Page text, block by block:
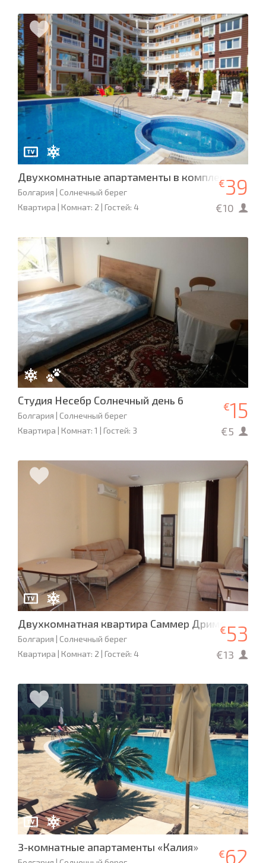
Двухкомнатные апартаменты в комплексе Villa
Болгария | Солнечный берег
Квартира | Комнат: 2 | Гостей: 4
€39
€10
Студия Несебр Солнечный день 6
Болгария | Солнечный берег
Квартира | Комнат: 1 | Гостей: 3
€15
€5
Двухкомнатная квартира Саммер Дримс
Болгария | Солнечный берег
Квартира | Комнат: 2 | Гостей: 4
€53
€13
3-комнатные апартаменты «Калия» €62